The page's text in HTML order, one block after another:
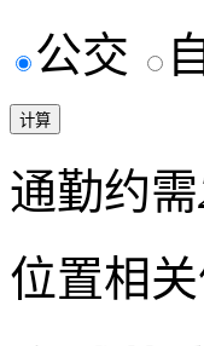
公交
通勤约需
位置相